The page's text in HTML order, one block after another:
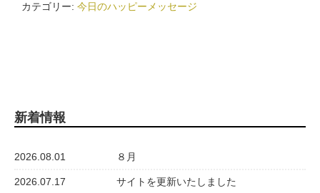
カテゴリー: 今日のハッピーメッセージ
新着情報
2026.08.01 ８月
2026.07.17 サイトを更新いたしました